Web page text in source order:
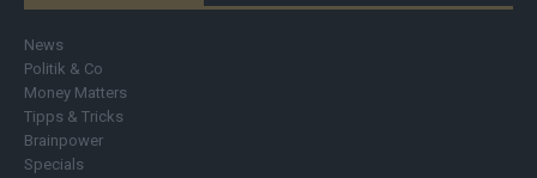
News
Politik & Co
Money Matters
Tipps & Tricks
Brainpower
Specials